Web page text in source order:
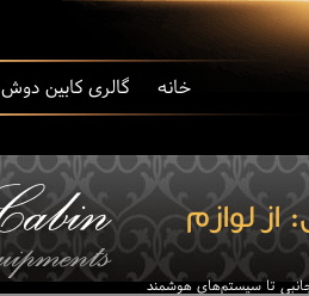
خانه گالری کابین دوش
لوازم
تا سیستم‌های هوشمند